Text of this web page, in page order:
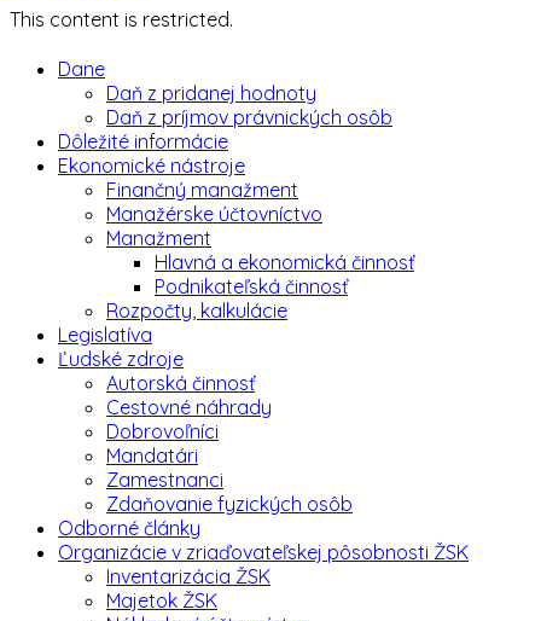
This content is restricted.
Dane
Daň z pridanej hodnoty
Daň z príjmov právnických osôb
Dôležité informácie
Ekonomické nástroje
Finančný manažment
Manažérske účtovníctvo
Manažment
Hlavná a ekonomická činnosť
Podnikateľská činnosť
Rozpočty, kalkulácie
Legislatíva
Ľudské zdroje
Autorská činnosť
Cestovné náhrady
Dobrovoľníci
Mandatári
Zamestnanci
Zdaňovanie fyzických osôb
Odborné články
Organizácie v zriaďovateľskej pôsobnosti ŽSK
Inventarizácia ŽSK
Majetok ŽSK